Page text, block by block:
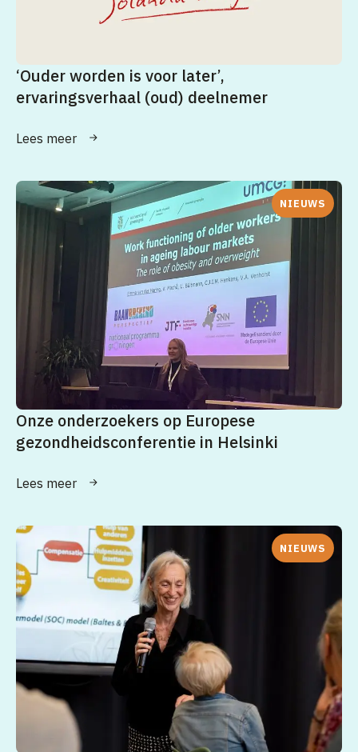
‘Ouder worden is voor later’,
ervaringsverhaal (oud) deelnemer
Lees meer
Onze onderzoekers op Europese
gezondheidsconferentie in Helsinki
NIEUWS
Lees meer
NIEUWS